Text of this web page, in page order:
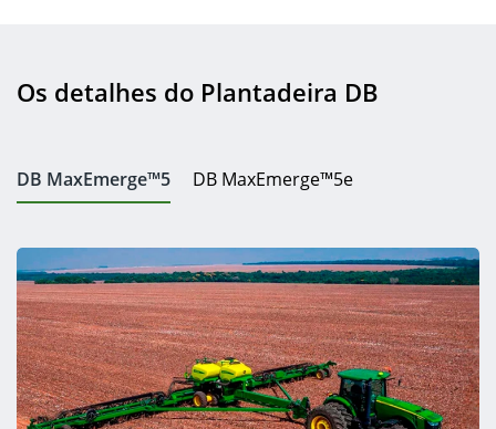
Os detalhes do Plantadeira DB
DB MaxEmerge™5 DB MaxEmerge™5e